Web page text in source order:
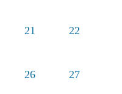
21 22
26 27